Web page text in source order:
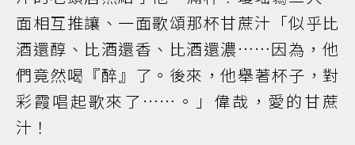
面相互推讓、一面歌頌那杯甘蔗汁「似乎比
酒還醇、比酒還香、比酒還濃……因為，他
們竟然喝『醉』了。後來，他舉著杯子，對
彩霞唱起歌來了……。」偉哉，愛的甘蔗
汁！